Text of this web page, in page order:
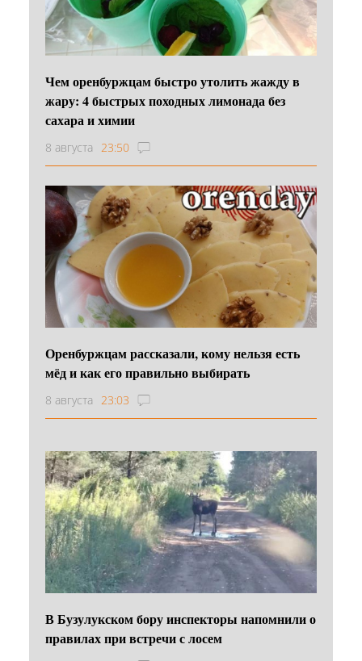
Чем оренбуржцам быстро утолить жажду в
жару: 4 быстрых походных лимонада без
сахара и химии
8 августа 23:50
Оренбуржцам рассказали, кому нельзя есть
мёд и как его правильно выбирать
8 августа 23:03
В Бузулукском бору инспекторы напомнили о
правилах при встречи с лосем